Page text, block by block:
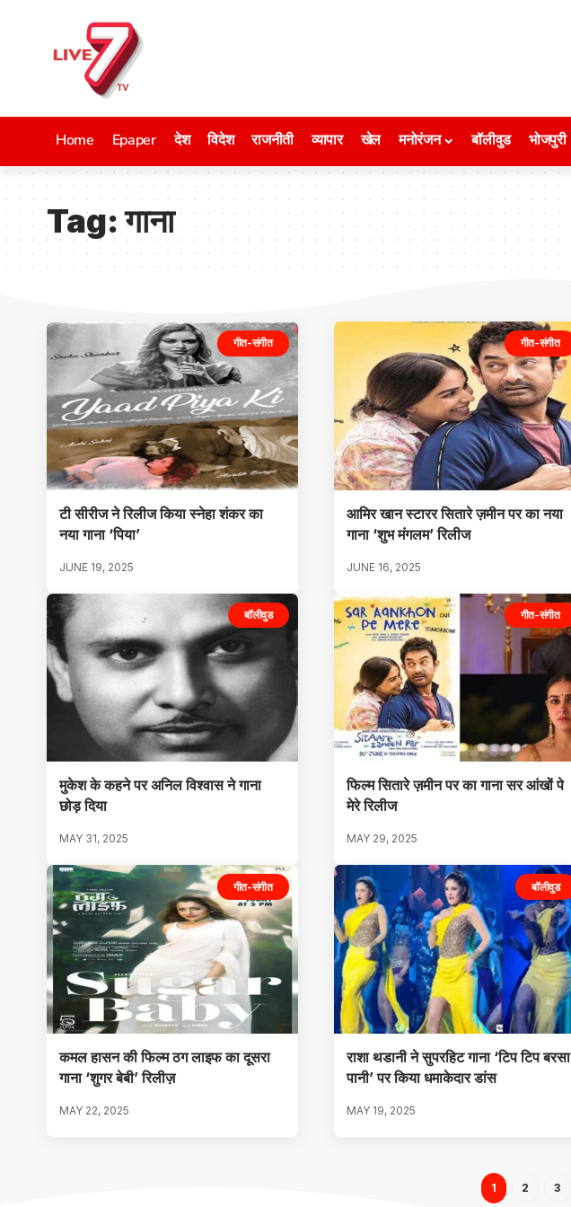
Home Epaper देश विदेश राजनीती व्यापार खेल मनोरंजन बॉलीवुड भोजपुरी
Tag:गाना
गीत-संगीत
टी सीरीज ने रिलीज किया स्नेहा शंकर का
नया गाना ‘पिया’
JUNE 19, 2025
गीत-संगीत
आमिर खान स्टारर सितारे ज़मीन पर का नया
गाना ‘शुभ मंगलम’ रिलीज
JUNE 16, 2025
बॉलीवुड
मुकेश के कहने पर अनिल विश्वास ने गाना
छोड़ दिया
MAY 31, 2025
गीत-संगीत
फिल्म सितारे ज़मीन पर का गाना सर आंखों पे
मेरे रिलीज
MAY 29, 2025
गीत-संगीत
कमल हासन की फिल्म ठग लाइफ का दूसरा
गाना ‘शुगर बेबी’ रिलीज़
MAY 22, 2025
बॉलीवुड
राशा थडानी ने सुपरहिट गाना ‘टिप टिप बरसा
पानी’ पर किया धमाकेदार डांस
MAY 19, 2025
1 2 3